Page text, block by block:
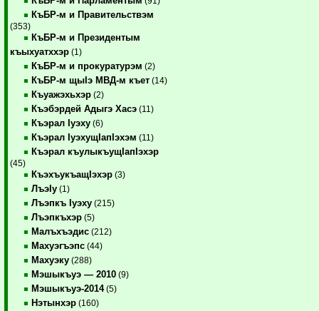
КъБР-м и Правительствэм
(353)
КъБР-м и Президентым
къыхуатххэр (1)
КъБР-м и прокуратурэм (2)
КъБР-м щыIэ МВД-м къет (14)
Къуажэхьхэр (2)
Къэбэрдей Адыгэ Хасэ (11)
Къэрал Iуэху (6)
Къэрал IуэхущIапIэхэм (11)
Къэрал къулыкъущIапIэхэр
(45)
КъэхъукъащIэхэр (3)
ЛъэIу (1)
Лъэпкъ Iуэху (215)
Лъэпкъхэр (5)
Малъхъэдис (212)
Махуэгъэпс (44)
Махуэку (288)
Мэшыкъуэ — 2010 (9)
Мэшыкъуэ-2014(5)
Нэтынхэр (160)